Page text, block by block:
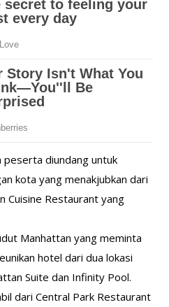
peserta diundang untuk
kota yang menakjubkan dari
Cuisine Restaurant yang
Manhattan yang meminta
hotel dari dua lokasi
Suite dan Infinity Pool.
dari Central Park Restaurant